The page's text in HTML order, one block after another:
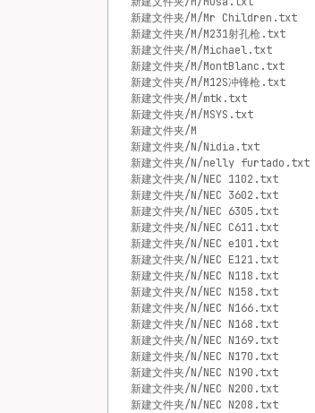
新建文件夹/M/Mr Children.txt
新建文件夹/M/M231射孔枪.txt
新建文件夹/M/Michael.txt
新建文件夹/M/MontBlanc.txt
新建文件夹/M/M12S冲锋枪.txt
新建文件夹/M/mtk.txt
新建文件夹/M/MSYS.txt
新建文件夹/M
新建文件夹/N/Nidia.txt
新建文件夹/N/nelly furtado.txt
新建文件夹/N/NEC 1102.txt
新建文件夹/N/NEC 3602.txt
新建文件夹/N/NEC 6305.txt
新建文件夹/N/NEC C611.txt
新建文件夹/N/NEC e101.txt
新建文件夹/N/NEC E121.txt
新建文件夹/N/NEC N118.txt
新建文件夹/N/NEC N158.txt
新建文件夹/N/NEC N166.txt
新建文件夹/N/NEC N168.txt
新建文件夹/N/NEC N169.txt
新建文件夹/N/NEC N170.txt
新建文件夹/N/NEC N190.txt
新建文件夹/N/NEC N200.txt
新建文件夹/N/NEC N208.txt